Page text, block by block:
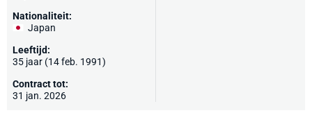
Nationaliteit:
Japan
Leeftijd:
35 jaar (14 feb. 1991)
Contract tot:
31 jan. 2026